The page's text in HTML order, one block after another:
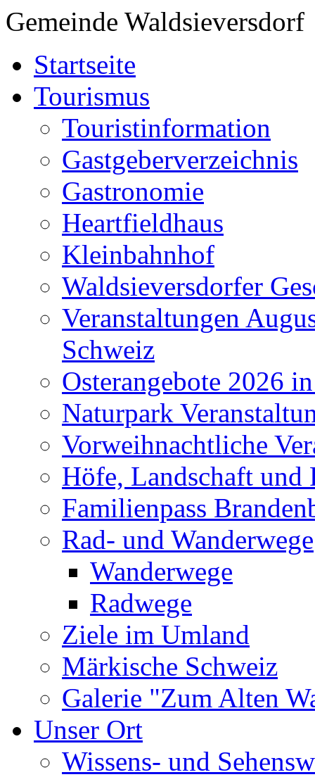
Gemeinde Waldsieversdorf
Startseite
Tourismus
Touristinformation
Gastgeberverzeichnis
Gastronomie
Heartfieldhaus
Kleinbahnhof
Waldsieversdorfer
Veranstaltungen
Schweiz
Osterangebote 2026
Naturpark
Vorweihnachtliche
Höfe, Landschaft und
Familienpass
Rad- und Wanderwege
Wanderwege
Radwege
Ziele im Umland
Märkische Schweiz
Galerie "Zum Alten
Unser Ort
Wissens- und